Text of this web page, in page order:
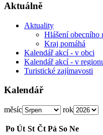
Aktuálně
Aktuality
Hlášení obecního
Kraj pomáhá
Kalendář akcí - v obci
Kalendář akcí - v
Turistické zajímavosti
Kalendář
měsíc rok
Po Út St Čt Pá So Ne